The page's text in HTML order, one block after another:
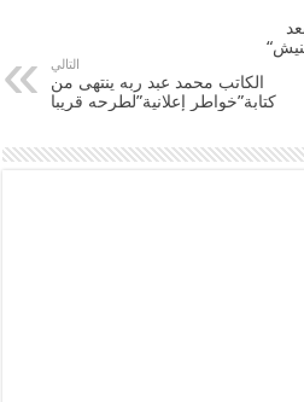
التالي
الكاتب محمد عبد ربه ينتهى من
كتابة”خواطر إعلانية”لطرحه قريبا